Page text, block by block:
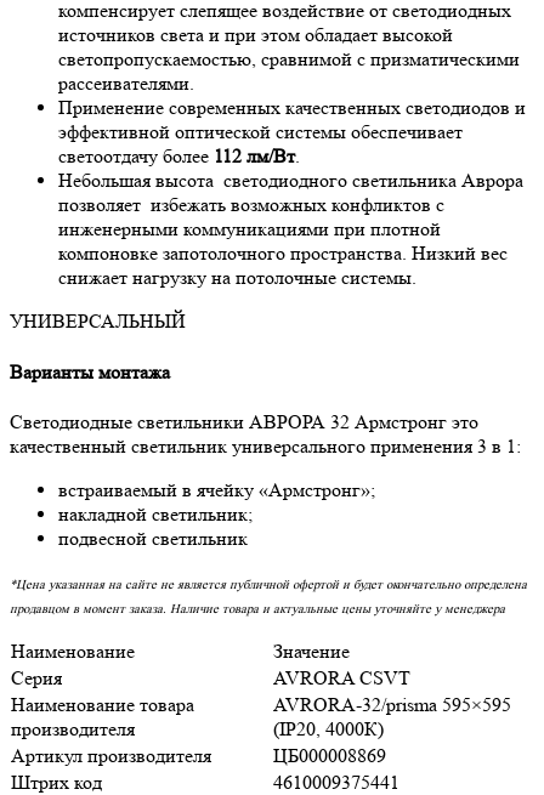
компенсирует слепящее воздействие от светодиодных
источников света и при этом обладает высокой
светопропускаемостью, сравнимой с призматическими
рассеивателями.
Применение современных качественных светодиодов и
эффективной оптической системы обеспечивает
светоотдачу более 112 лм/Вт.
Небольшая высота светодиодного светильника Аврора
позволяет избежать возможных конфликтов с
инженерными коммуникациями при плотной
компоновке запотолочного пространства. Низкий вес
снижает нагрузку на потолочные системы.
УНИВЕРСАЛЬНЫЙ
Варианты монтажа
Светодиодные светильники АВРОРА 32 Армстронг это
качественный светильник универсального применения 3 в 1:
встраиваемый в ячейку «Армстронг»;
накладной светильник;
подвесной светильник
*Цена указанная на сайте не является публичной офертой и будет окончательно определена
продавцом в момент заказа. Наличие товара и актуальные цены уточняйте у менеджера
Наименование
Значение
Серия
AVRORA CSVT
Наименование товара
производителя
AVRORA-32/prisma 595×595
(IP20, 4000К)
Артикул производителя
ЦБ000008869
Штрих код
4610009375441